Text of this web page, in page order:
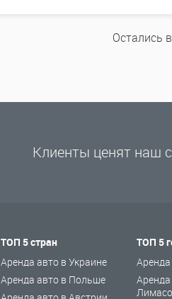
Остались
Клиенты ценят наш
ТОП 5 стран
Аренда авто в Украине
Аренда авто в Польше
ТОП 5